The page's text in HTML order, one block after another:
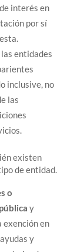
interés en
por sí
entidades
inclusive, no
las
existen
de entidad.
o
y
exención en
y